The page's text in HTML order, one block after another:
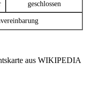
geschlossen